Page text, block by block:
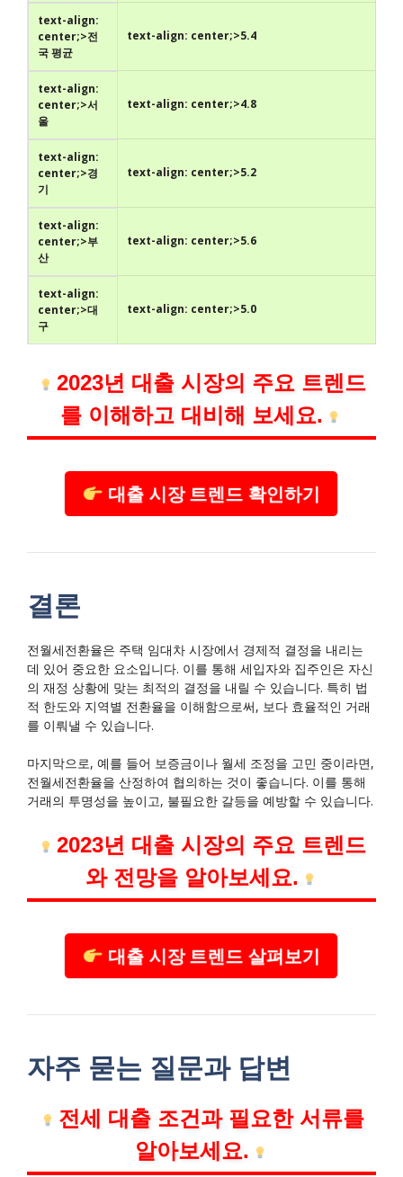
text-align:
center;>전
국 평균
text-align: center;>5.4
text-align:
center;>서
울
text-align: center;>4.8
text-align:
center;>경
기
text-align: center;>5.2
text-align:
center;>부
산
text-align: center;>5.6
text-align:
center;>대
구
text-align: center;>5.0
2023년 대출 시장의 주요 트렌드
를 이해하고 대비해 보세요.
대출 시장 트렌드 확인하기
결론
전월세전환율은 주택 임대차 시장에서 경제적 결정을 내리는
데 있어 중요한 요소입니다. 이를 통해 세입자와 집주인은 자신
의 재정 상황에 맞는 최적의 결정을 내릴 수 있습니다. 특히 법
적 한도와 지역별 전환율을 이해함으로써, 보다 효율적인 거래
를 이뤄낼 수 있습니다.
마지막으로, 예를 들어 보증금이나 월세 조정을 고민 중이라면,
전월세전환율을 산정하여 협의하는 것이 좋습니다. 이를 통해
거래의 투명성을 높이고, 불필요한 갈등을 예방할 수 있습니다.
2023년 대출 시장의 주요 트렌드
와 전망을 알아보세요.
대출 시장 트렌드 살펴보기
자주 묻는 질문과 답변
전세 대출 조건과 필요한 서류를
알아보세요.